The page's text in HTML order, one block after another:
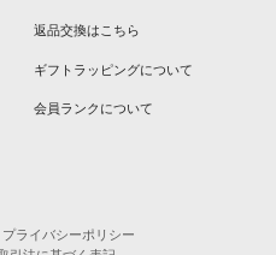
返品交換はこちら
ギフトラッピングについて
会員ランクについて
プライバシーポリシー